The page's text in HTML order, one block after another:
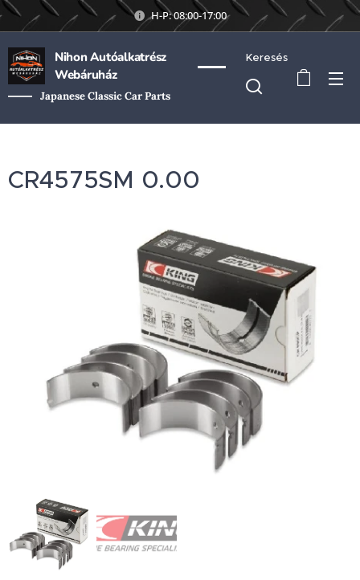
H-P: 08:00-17:00
Nihon Autóalkatrész
Webáruház
Japanese Classic Car Parts
Keresés
CR4575SM 0.00